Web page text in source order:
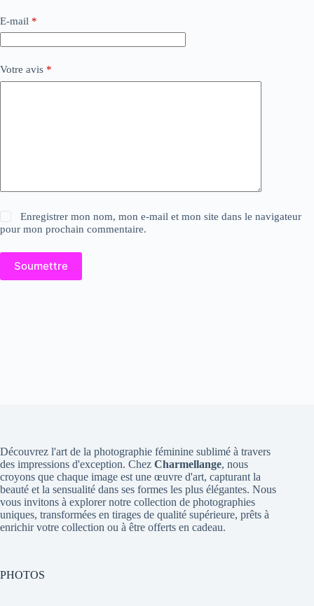
E-mail *
Votre avis *
Enregistrer mon nom, mon e-mail et mon site dans le navigateur
pour mon prochain commentaire.
Soumettre
Découvrez l'art de la photographie féminine sublimé à travers
des impressions d'exception. Chez Charmellange, nous
croyons que chaque image est une œuvre d'art, capturant la
beauté et la sensualité dans ses formes les plus élégantes. Nous
vous invitons à explorer notre collection de photographies
uniques, transformées en tirages de qualité supérieure, prêts à
enrichir votre collection ou à être offerts en cadeau.
PHOTOS